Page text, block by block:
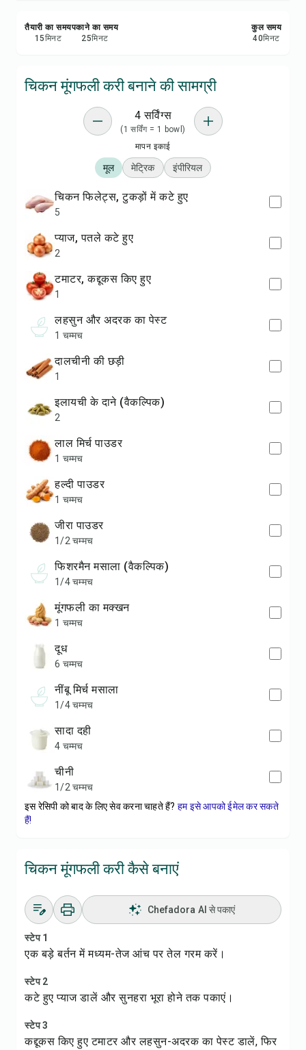
तैयारी का समय
15मिनट
पकाने का समय
25मिनट
कुल समय
40मिनट
चिकन मूंगफली करी बनाने की सामग्री
4 सर्विंग्स
(1 सर्विंग = 1 bowl)
मापन इकाई
मूल मेट्रिक इंपीरियल
चिकन फिलेट्स, टुकड़ों में कटे हुए
5
प्याज, पतले कटे हुए
2
टमाटर, कद्दूकस किए हुए
1
लहसुन और अदरक का पेस्ट
1 चम्मच
दालचीनी की छड़ी
1
इलायची के दाने (वैकल्पिक)
2
लाल मिर्च पाउडर
1 चम्मच
हल्दी पाउडर
1 चम्मच
जीरा पाउडर
1/2 चम्मच
फिशरमैन मसाला (वैकल्पिक)
1/4 चम्मच
मूंगफली का मक्खन
1 चम्मच
दूध
6 चम्मच
नींबू मिर्च मसाला
1/4 चम्मच
सादा दही
4 चम्मच
चीनी
1/2 चम्मच
इस रेसिपी को बाद के लिए सेव करना चाहते हैं? हम इसे आपको ईमेल कर सकते
हैं!
चिकन मूंगफली करी कैसे बनाएं
Chefadora AI से पकाएं
स्टेप 1
एक बड़े बर्तन में मध्यम-तेज आंच पर तेल गरम करें।
स्टेप 2
कटे हुए प्याज डालें और सुनहरा भूरा होने तक पकाएं।
स्टेप 3
कद्दूकस किए हुए टमाटर और लहसुन-अदरक का पेस्ट डालें, फिर